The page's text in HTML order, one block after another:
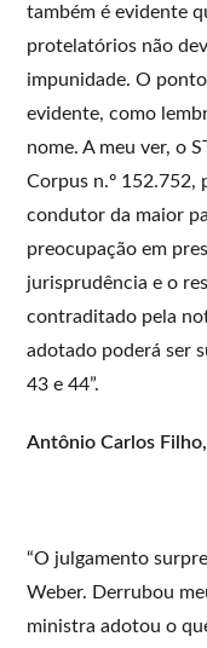
também é evidente
protelatórios não
impunidade. O
evidente, como
nome. A meu ver, o
Corpus n.º
condutor da maior
preocupação em
jurisprudência e o
contraditado pela
adotado poderá ser
43 e 44”.
Antônio Carlos
“O julgamento
Weber. Derrubou
ministra adotou o